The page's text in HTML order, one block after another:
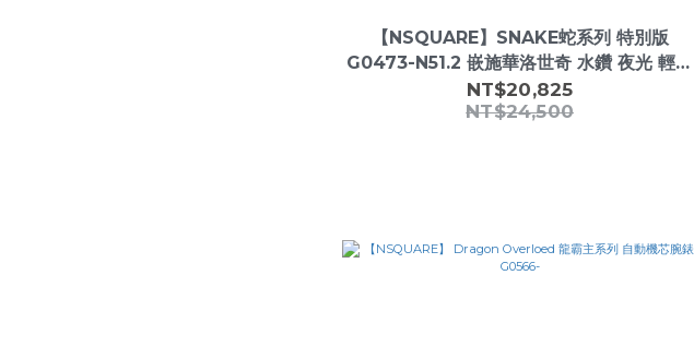
【NSQUARE】SNAKE蛇系列 特別版
G0473-N51.2 嵌施華洛世奇 水鑽 夜光 輕奢
機械錶-
NT$20,825
NT$24,500